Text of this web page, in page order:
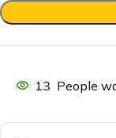
13 People